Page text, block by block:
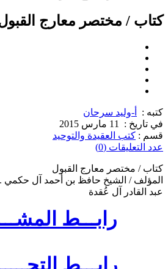
كتاب / مختصر معارج
كتبه :
أ-وليد سرحان
في تاريخ :
11 مارس 2015
قسم : كتب العقيدة والتوحيد
عدد التعليقات (0)
كتاب / مختصر معارج القبول
المؤلف / الشيخ حافظ بن أحمد آل حكمي
عبد القادر آل عُقدة
رابـــط
رابـــط